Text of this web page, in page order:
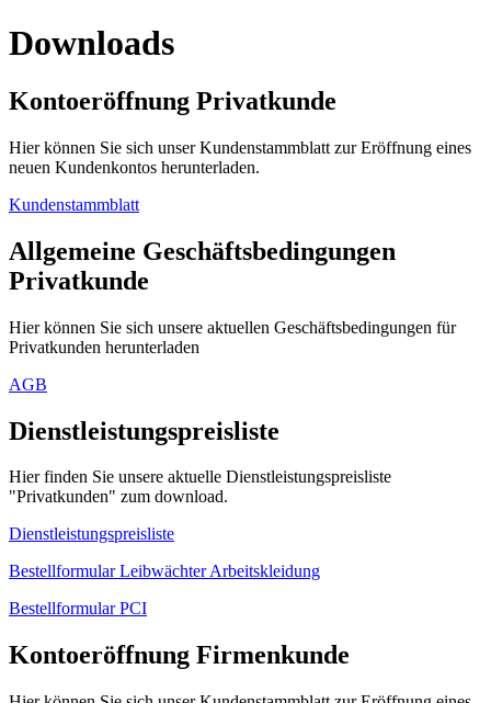
Downloads
Kontoeröffnung Privatkunde
Hier können Sie sich unser Kundenstammblatt zur Eröffnung eines
neuen Kundenkontos herunterladen.
Kundenstammblatt
Allgemeine Geschäftsbedingungen
Privatkunde
Hier können Sie sich unsere aktuellen Geschäftsbedingungen für
Privatkunden herunterladen
AGB
Dienstleistungspreisliste
Hier finden Sie unsere aktuelle Dienstleistungspreisliste
"Privatkunden" zum download.
Dienstleistungspreisliste
Bestellformular Leibwächter Arbeitskleidung
Bestellformular PCI
Kontoeröffnung Firmenkunde